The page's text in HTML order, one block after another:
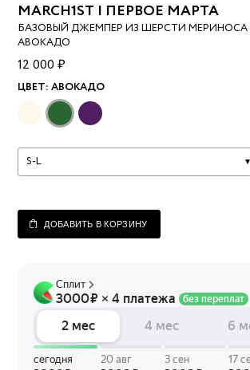
MARCH1ST | ПЕРВОЕ МАРТА
БАЗОВЫЙ ДЖЕМПЕР ИЗ ШЕРСТИ МЕРИНОСА
АВОКАДО
12 000 ₽
ЦВЕТ:АВОКАДО
S-L
ДОБАВИТЬ В КОРЗИНУ